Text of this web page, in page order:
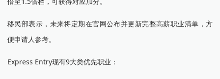
移民部表示，未来将定期在官网公布并更新完整高薪职业清单，方
便申请人参考。
Express Entry现有9大类优先职业：